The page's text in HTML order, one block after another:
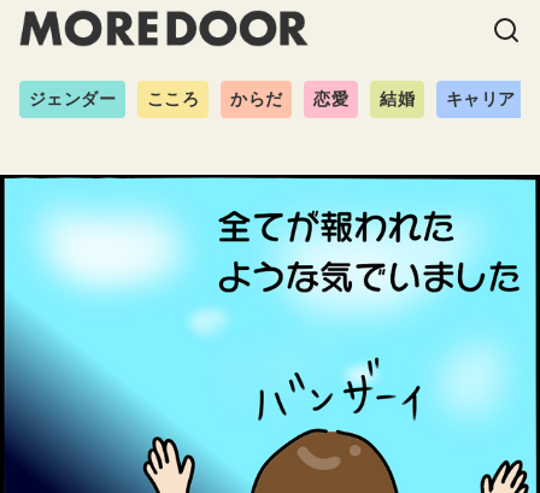
ジェンダー こころ からだ 恋愛 結婚 キャリア